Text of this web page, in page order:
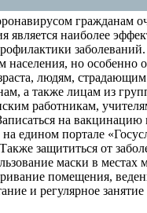
гражданам
является наиболее
заболеваний.
но особенно
людям,
а также лицам из
работникам,
на
едином портале
защититься от
маски в местах
помещения,
и регулярное